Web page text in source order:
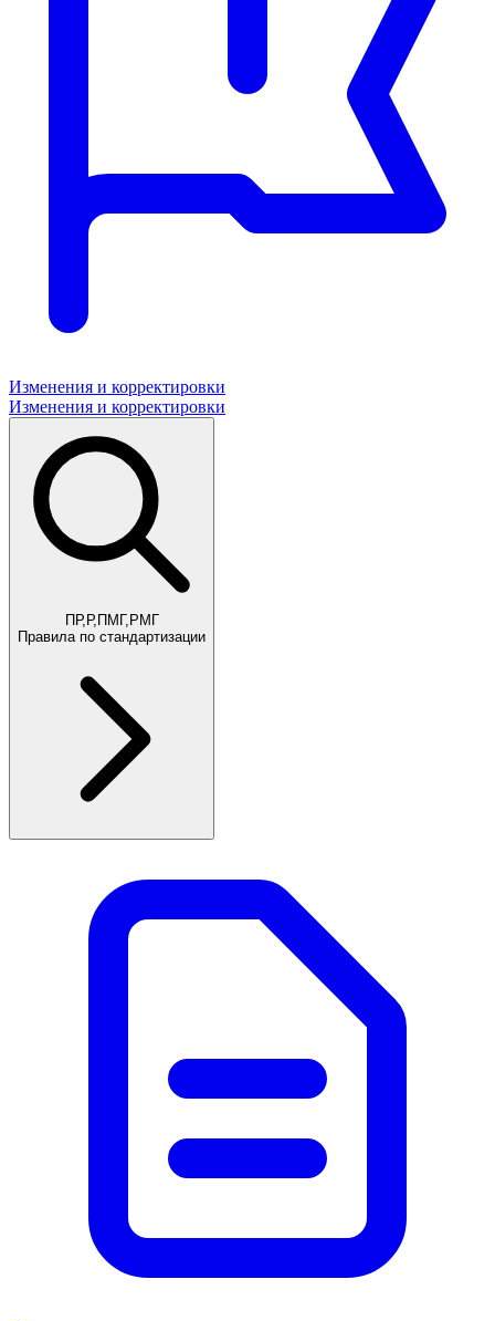
Изменения и корректировки
Изменения и корректировки
ПР,Р,ПМГ,РМГ
Правила по стандартизации